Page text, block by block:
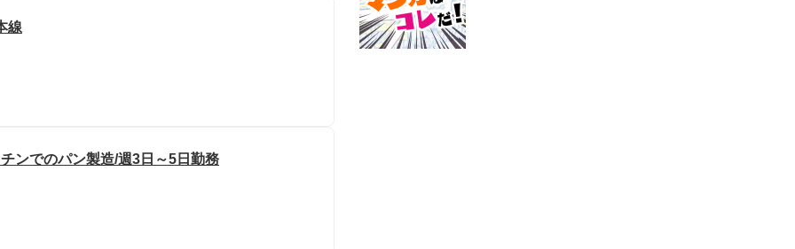
線
ンでのパン製造/週3日～5日勤務